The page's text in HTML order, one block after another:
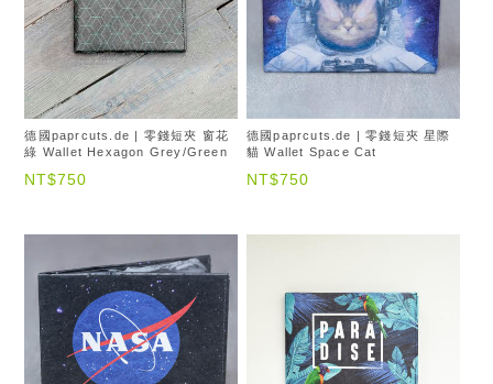
德國paprcuts.de | 零錢短夾 窗花
綠 Wallet Hexagon Grey/Green
NT$750
德國paprcuts.de | 零錢短夾 星際
貓 Wallet Space Cat
NT$750